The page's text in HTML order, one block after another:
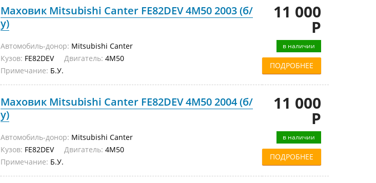
Маховик Mitsubishi Canter FE82DEV 4M50 2003 (б/
у)
Автомобиль-донор: Mitsubishi Canter
Кузов: FE82DEV Двигатель: 4M50
Примечание: Б.У.
11 000
Р
в наличии
ПОДРОБНЕЕ
Маховик Mitsubishi Canter FE82DEV 4M50 2004 (б/
у)
Автомобиль-донор: Mitsubishi Canter
Кузов: FE82DEV Двигатель: 4M50
Примечание: Б.У.
11 000
Р
в наличии
ПОДРОБНЕЕ